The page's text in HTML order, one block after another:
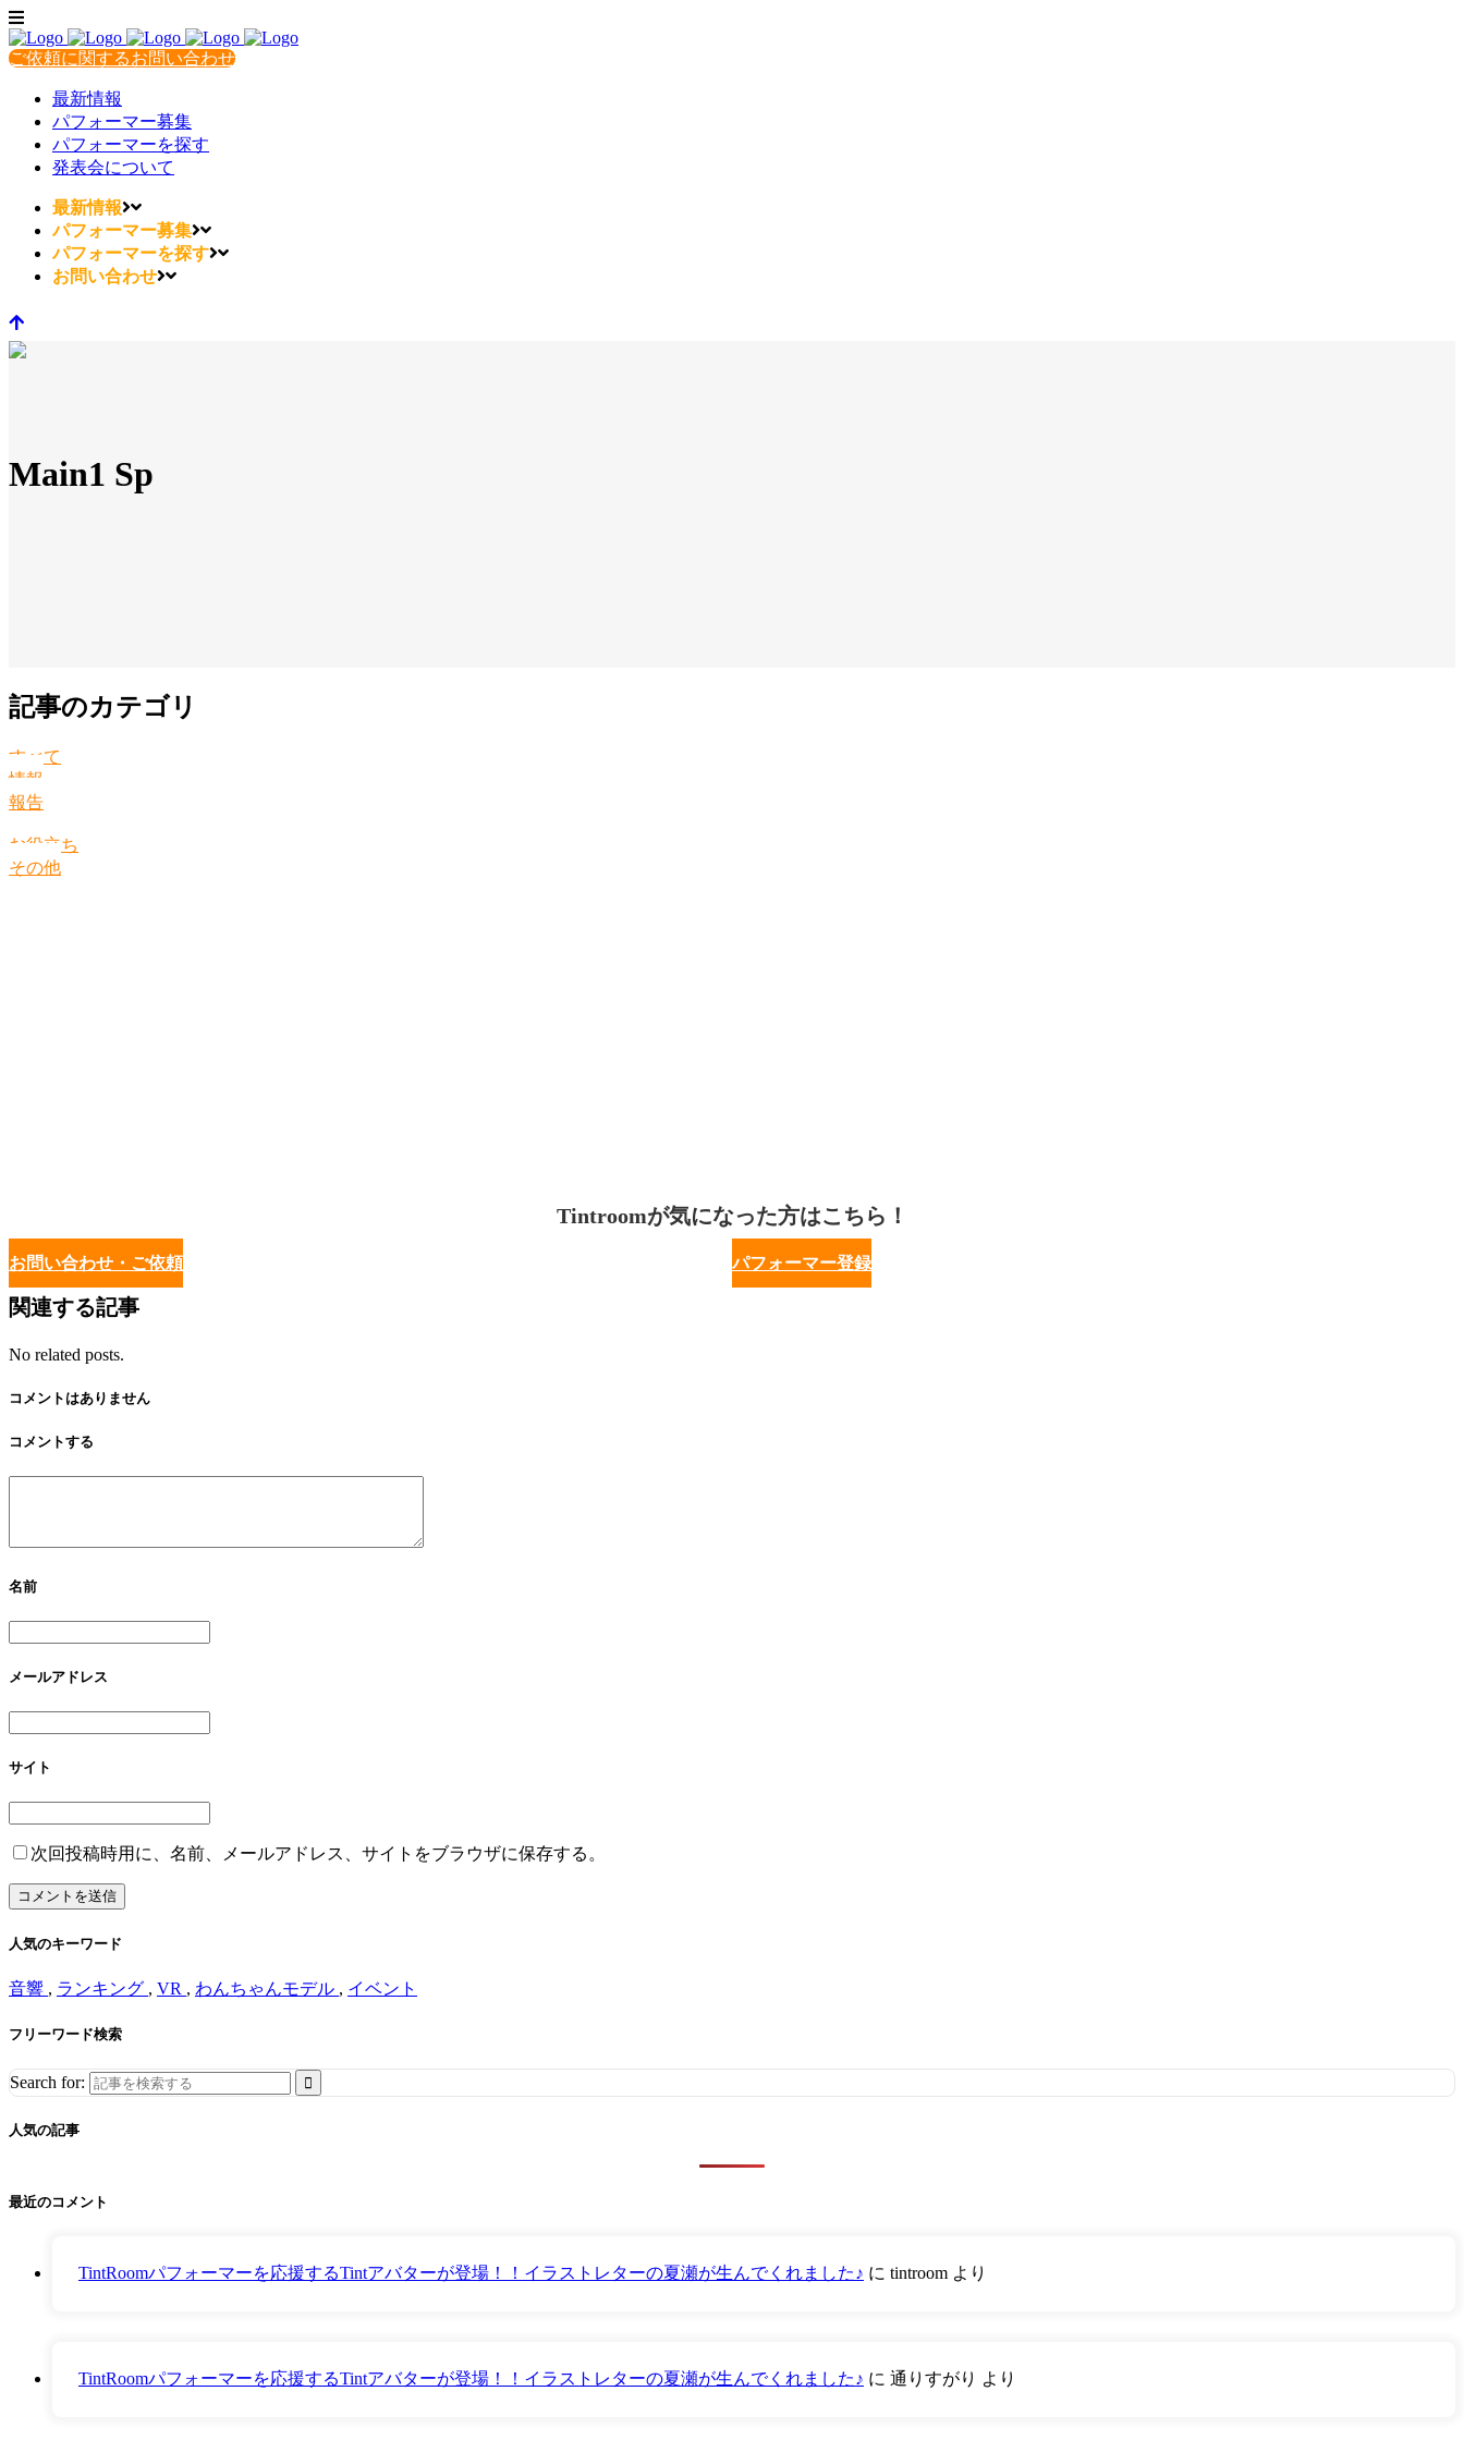
ご依頼に関するお問い合わせ
最新情報
パフォーマー募集
パフォーマーを探す
発表会について
最新情報
パフォーマー募集
パフォーマーを探す
お問い合わせ
Main1 Sp
記事のカテゴリ
すべて
情報
報告
お役立ち
その他
Tintroomが気になった方はこちら！
お問い合わせ・ご依頼 パフォーマー登録
関連する記事
No related posts.
コメントはありません
コメントする
名前
メールアドレス
サイト
次回投稿時用に、名前、メールアドレス、サイトをブラウザに保存する。
人気のキーワード
音響 , ランキング , VR , わんちゃんモデル , イベント
フリーワード検索
Search for:
人気の記事
最近のコメント
TintRoomパフォーマーを応援するTintアバターが登場！！イラストレターの夏瀬が生んでくれました♪ に tintroom より
TintRoomパフォーマーを応援するTintアバターが登場！！イラストレターの夏瀬が生んでくれました♪ に 通りすがり より